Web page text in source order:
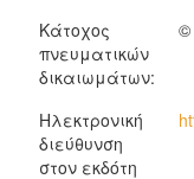
Κάτοχος
πνευματικών
δικαιωμάτων:
©
Ηλεκτρονική
διεύθυνση
στον εκδότη